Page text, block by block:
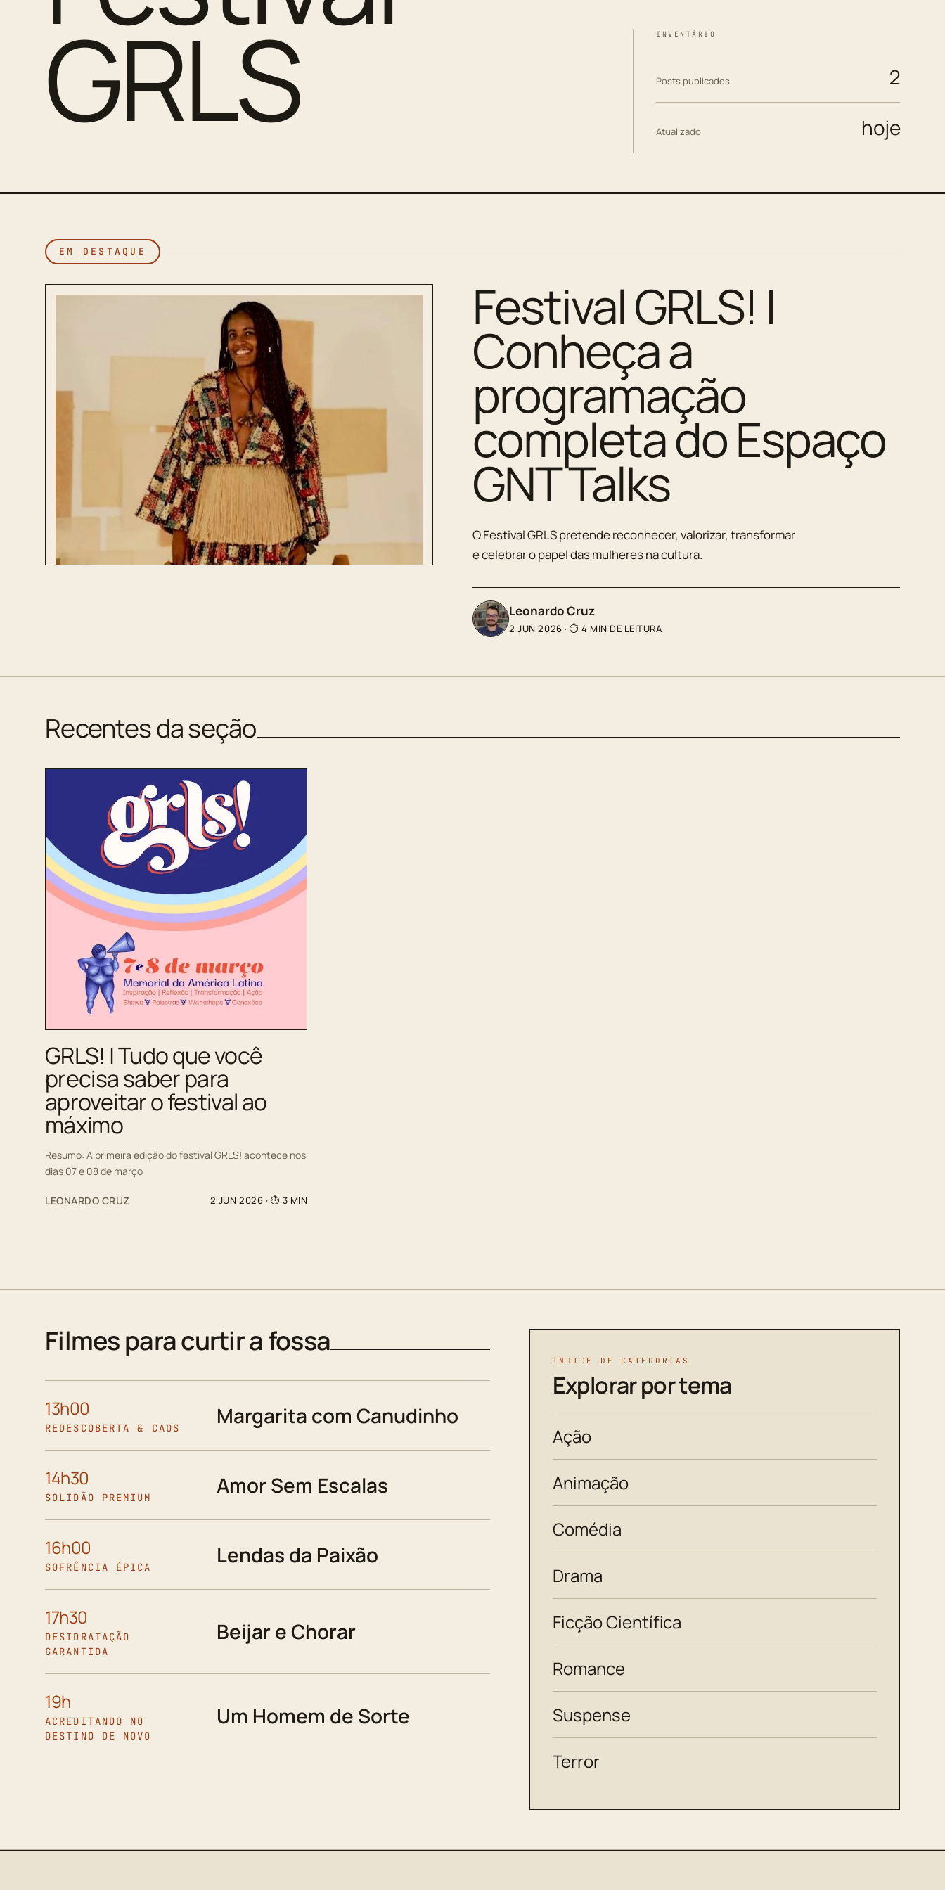
GRLS INVENTÁRIO
Posts publicados 2
Atualizado hoje
EM DESTAQUE
Festival GRLS! |
Conheça a
programação
completa do Espaço
GNT Talks
O Festival GRLS pretende reconhecer, valorizar, transformar
e celebrar o papel das mulheres na cultura.
Leonardo Cruz
2 JUN 2026 ·⏱ 4 MIN DE LEITURA
Recentes da seção
GRLS! | Tudo que você
precisa saber para
aproveitar o festival ao
máximo
Resumo: A primeira edição do festival GRLS! acontece nos
dias 07 e 08 de março
LEONARDO CRUZ 2 JUN 2026 · ⏱ 3 MIN
Filmes para curtir a fossa
13h00
REDESCOBERTA & CAOS Margarita com Canudinho
14h30
SOLIDÃO PREMIUM Amor Sem Escalas
16h00
SOFRÊNCIA ÉPICA Lendas da Paixão
17h30
DESIDRATAÇÃO
GARANTIDA
Beijar e Chorar
19h
ACREDITANDO NO
DESTINO DE NOVO
Um Homem de Sorte
ÍNDICE DE CATEGORIAS
Explorar por tema
Ação
Animação
Comédia
Drama
Ficção Científica
Romance
Suspense
Terror